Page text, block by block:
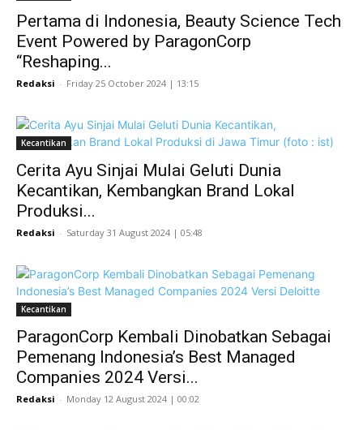
Pertama di Indonesia, Beauty Science Tech
Event Powered by ParagonCorp
“Reshaping...
Redaksi - Friday 25 October 2024 | 13:15
Kecantikan
Cerita Ayu Sinjai Mulai Geluti Dunia
Kecantikan, Kembangkan Brand Lokal
Produksi...
Redaksi - Saturday 31 August 2024 | 05:48
Kecantikan
ParagonCorp Kembali Dinobatkan Sebagai
Pemenang Indonesia’s Best Managed
Companies 2024 Versi...
Redaksi - Monday 12 August 2024 | 00:02